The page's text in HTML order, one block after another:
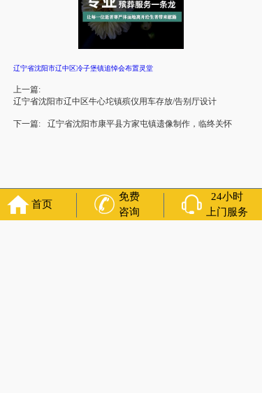
辽宁省沈阳市辽中区冷子堡镇追悼会布置灵堂
上一篇:
辽宁省沈阳市辽中区牛心坨镇殡仪用车存放/告别厅设计
下一篇: 辽宁省沈阳市康平县方家屯镇遗像制作，临终关怀
首页
免费
咨询
24小时
上门服务